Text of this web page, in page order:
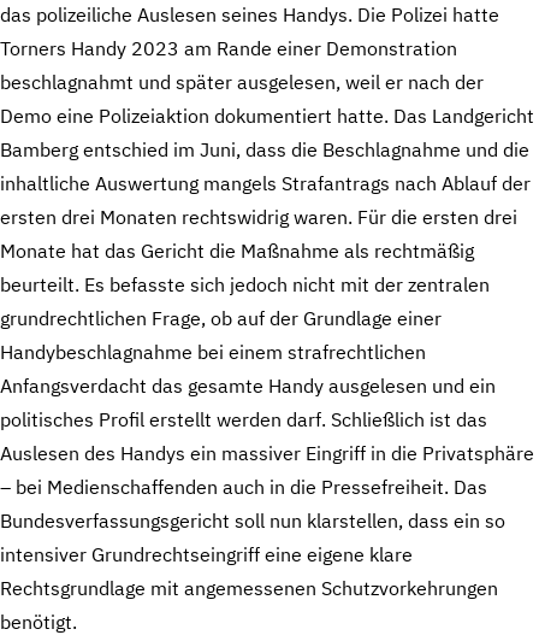
das polizeiliche Auslesen seines Handys. Die Polizei hatte
Torners Handy 2023 am Rande einer Demonstration
beschlagnahmt und später ausgelesen, weil er nach der
Demo eine Polizeiaktion dokumentiert hatte. Das Landgericht
Bamberg entschied im Juni, dass die Beschlagnahme und die
inhaltliche Auswertung mangels Strafantrags nach Ablauf der
ersten drei Monaten rechtswidrig waren. Für die ersten drei
Monate hat das Gericht die Maßnahme als rechtmäßig
beurteilt. Es befasste sich jedoch nicht mit der zentralen
grundrechtlichen Frage, ob auf der Grundlage einer
Handybeschlagnahme bei einem strafrechtlichen
Anfangsverdacht das gesamte Handy ausgelesen und ein
politisches Profil erstellt werden darf. Schließlich ist das
Auslesen des Handys ein massiver Eingriff in die Privatsphäre
– bei Medienschaffenden auch in die Pressefreiheit. Das
Bundesverfassungsgericht soll nun klarstellen, dass ein so
intensiver Grundrechtseingriff eine eigene klare
Rechtsgrundlage mit angemessenen Schutzvorkehrungen
benötigt.